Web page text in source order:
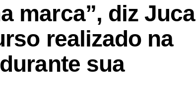
marca”, diz Juca
realizado na
sua